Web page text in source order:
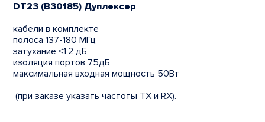
DT23 (B30185) Дуплексер
кабели в комплекте
полоса 137-180 МГц
затухание ≤1,2 дБ
изоляция портов 75дБ
максимальная входная мощность 50Вт
(при заказе указать частоты TX и RX).